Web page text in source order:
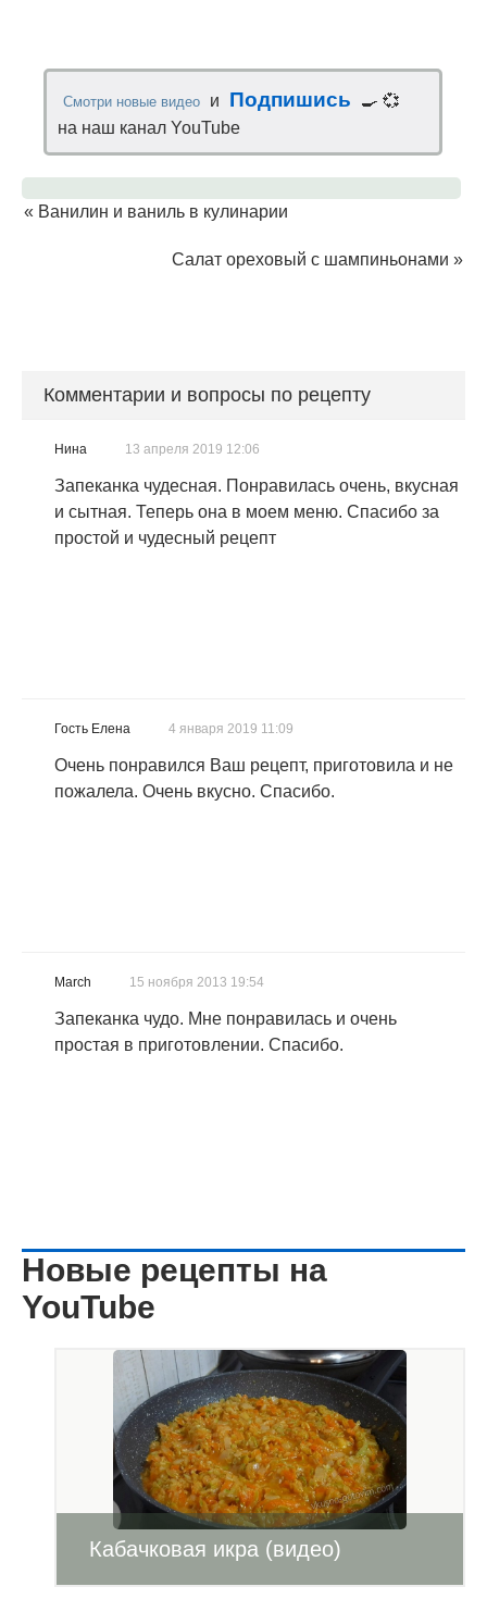
Смотри новые видео и Подпишись
🍳 💞
на наш канал YouTube
« Ванилин и ваниль в кулинарии
Салат ореховый с шампиньонами »
Комментарии и вопросы по рецепту
Нина 13 апреля 2019 12:06
Запеканка чудесная. Понравилась очень, вкусная
и сытная. Теперь она в моем меню. Спасибо за
простой и чудесный рецепт
Гость Елена 4 января 2019 11:09
Очень понравился Ваш рецепт, приготовила и не
пожалела. Очень вкусно. Спасибо.
March 15 ноября 2013 19:54
Запеканка чудо. Мне понравилась и очень
простая в приготовлении. Спасибо.
Новые рецепты на
YouTube
Кабачковая икра (видео)